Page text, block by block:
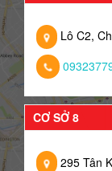
Lô C2,
CƠ SỞ 8
295 Tân